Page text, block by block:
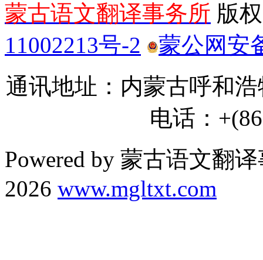
蒙古语文翻译事务所 版
11002213号-2
蒙公网安
通讯地址：内蒙古呼和
电话：
Powered by 蒙古语文翻
2026 www.mgltxt.com